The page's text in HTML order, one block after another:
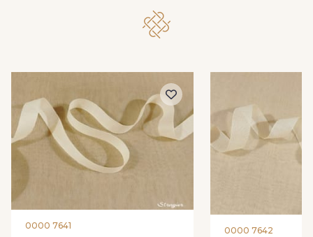
265 - 265 Rose 279 - 279 Marine
312 - 312 Vert d'eau 327 - 327 Abricot
347 - 347 Maïs
365 - 365 Corail
0000 7641 0000 7642